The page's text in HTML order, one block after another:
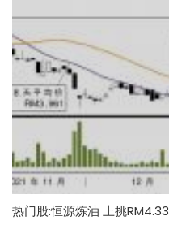
热门股:恒源炼油 上挑RM4.33